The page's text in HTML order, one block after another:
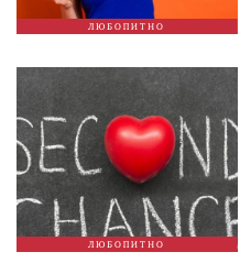
ЛЮБОПИТНО
ЛЮБОПИТНО